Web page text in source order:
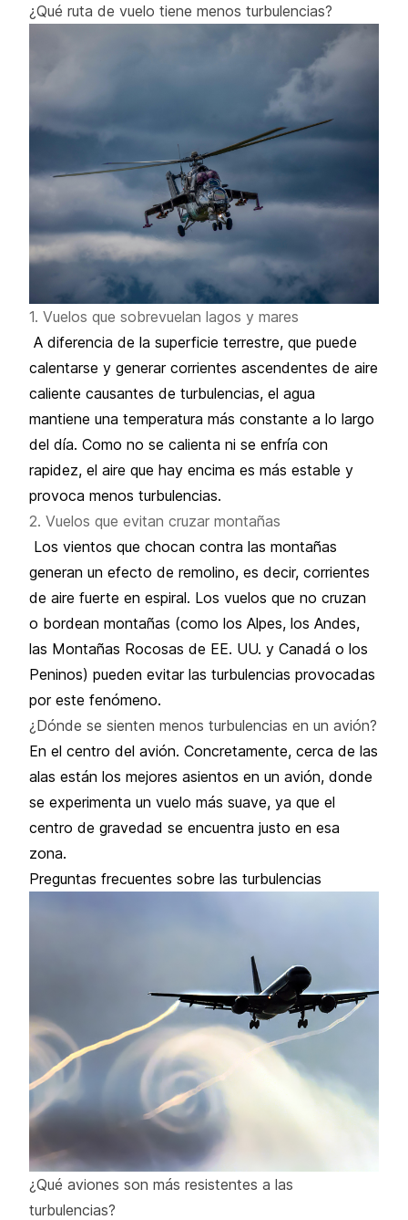
¿Qué ruta de vuelo tiene menos turbulencias?
1. Vuelos que sobrevuelan lagos y mares
A diferencia de la superficie terrestre, que puede
calentarse y generar corrientes ascendentes de aire
caliente causantes de turbulencias, el agua
mantiene una temperatura más constante a lo largo
del día. Como no se calienta ni se enfría con
rapidez, el aire que hay encima es más estable y
provoca menos turbulencias.
2. Vuelos que evitan cruzar montañas
Los vientos que chocan contra las montañas
generan un efecto de remolino, es decir, corrientes
de aire fuerte en espiral. Los vuelos que no cruzan
o bordean montañas (como los Alpes, los Andes,
las Montañas Rocosas de EE. UU. y Canadá o los
Peninos) pueden evitar las turbulencias provocadas
por este fenómeno.
¿Dónde se sienten menos turbulencias en un avión?
En el centro del avión. Concretamente, cerca de las
alas están los mejores asientos en un avión, donde
se experimenta un vuelo más suave, ya que el
centro de gravedad se encuentra justo en esa
zona.
Preguntas frecuentes sobre las turbulencias
¿Qué aviones son más resistentes a las
turbulencias?